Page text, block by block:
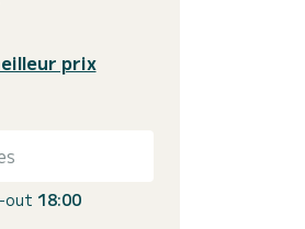
prix
out 18:00